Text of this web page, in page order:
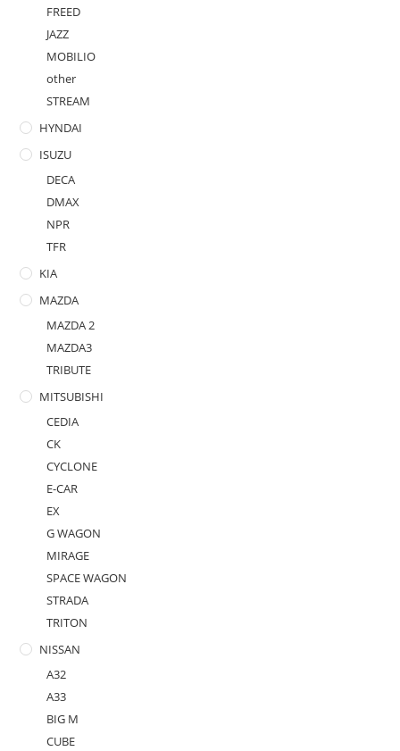
FREED
JAZZ
MOBILIO
other
STREAM
HYNDAI
ISUZU
DECA
DMAX
NPR
TFR
KIA
MAZDA
MAZDA 2
MAZDA3
TRIBUTE
MITSUBISHI
CEDIA
CK
CYCLONE
E-CAR
EX
G WAGON
MIRAGE
SPACE WAGON
STRADA
TRITON
NISSAN
A32
A33
BIG M
CUBE